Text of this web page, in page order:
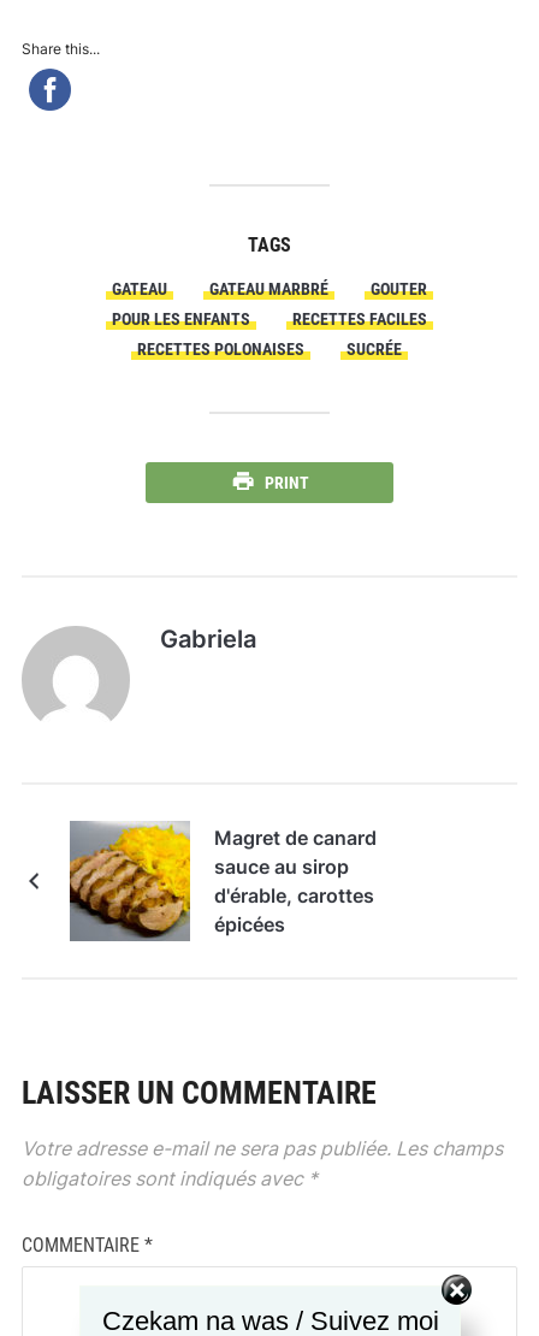
Share this...
TAGS
GATEAU GATEAU MARBRÉ
GOUTER
POUR LES ENFANTS
RECETTES FACILES
RECETTES POLONAISES
SUCRÉE
PRINT
Gabriela
Magret de canard
sauce au sirop
d'érable, carottes
épicées
LAISSER UN COMMENTAIRE
Votre adresse e-mail ne sera pas publiée. Les champs
obligatoires sont indiqués avec *
COMMENTAIRE *
Czekam na was / Suivez moi